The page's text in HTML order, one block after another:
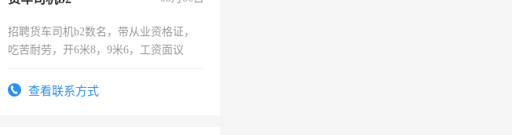
招聘货车司机b2数名，带从业资格证，
吃苦耐劳，开6米8，9米6，工资面议
查看联系方式